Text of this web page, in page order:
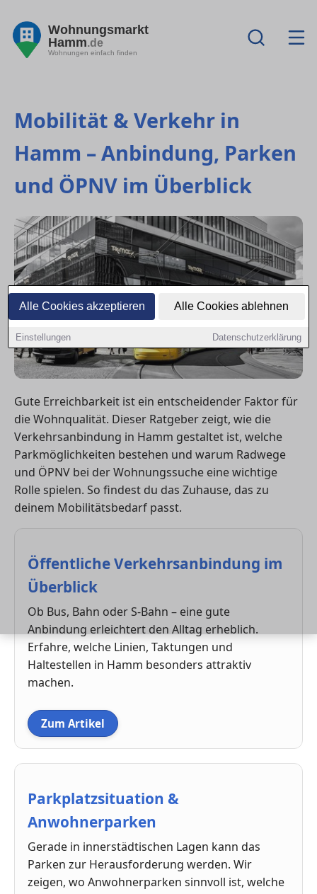
Alle Cookies akzeptieren Alle Cookies ablehnen
Einstellungen Datenschutzerklärung
Wohnungsmarkt
Hamm.de
Wohnungen einfach finden
Mobilität & Verkehr in
Hamm – Anbindung, Parken
und ÖPNV im Überblick
Gute Erreichbarkeit ist ein entscheidender Faktor für
die Wohnqualität. Dieser Ratgeber zeigt, wie die
Verkehrsanbindung in Hamm gestaltet ist, welche
Parkmöglichkeiten bestehen und warum Radwege
und ÖPNV bei der Wohnungssuche eine wichtige
Rolle spielen. So findest du das Zuhause, das zu
deinem Mobilitätsbedarf passt.
Öffentliche Verkehrsanbindung im
Überblick
Ob Bus, Bahn oder S-Bahn – eine gute
Anbindung erleichtert den Alltag erheblich.
Erfahre, welche Linien, Taktungen und
Haltestellen in Hamm besonders attraktiv
machen.
Zum Artikel
Parkplatzsituation &
Anwohnerparken
Gerade in innerstädtischen Lagen kann das
Parken zur Herausforderung werden. Wir
zeigen, wo Anwohnerparken sinnvoll ist, welche